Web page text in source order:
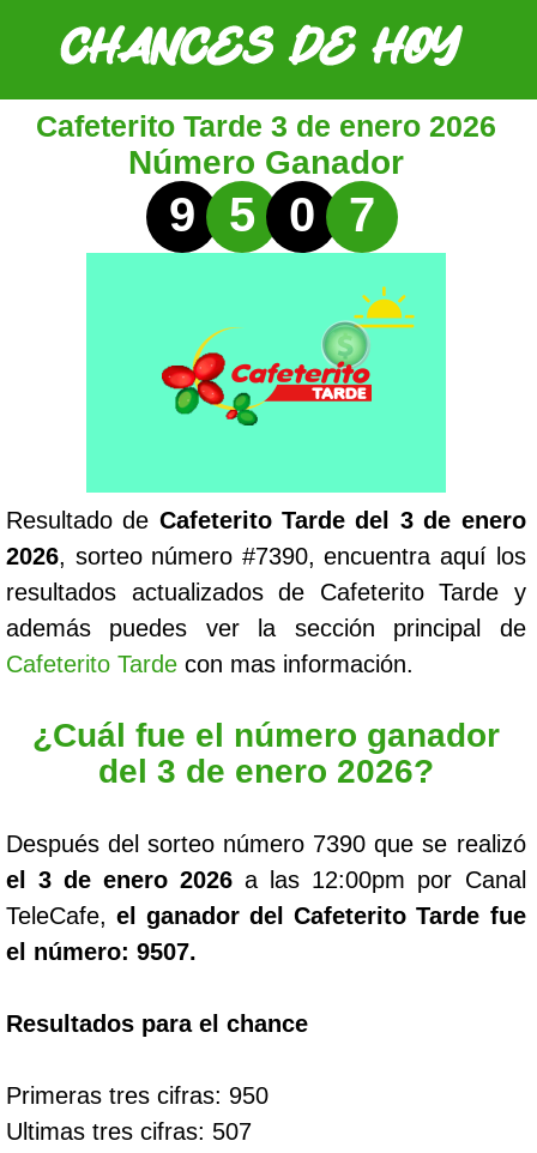
Cafeterito Tarde 3 de enero 2026
Número Ganador
9 5 0 7
Resultado de Cafeterito Tarde del 3 de enero
2026, sorteo número #7390, encuentra aquí los
resultados actualizados de Cafeterito Tarde y
además puedes ver la sección principal de
Cafeterito Tarde con mas información.
¿Cuál fue el número ganador
del 3 de enero 2026?
Después del sorteo número 7390 que se realizó
el 3 de enero 2026 a las 12:00pm por Canal
TeleCafe,el ganador del Cafeterito Tarde fue
el número: 9507.
Resultados para el chance
Primeras tres cifras: 950
Ultimas tres cifras: 507